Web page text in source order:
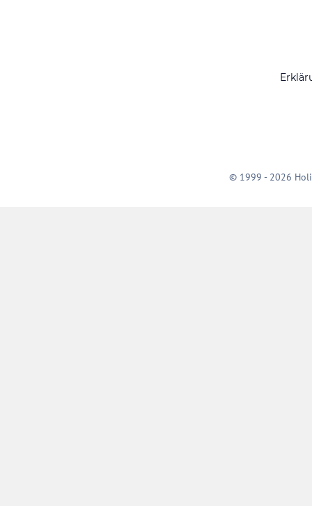
© 1999 - 2026